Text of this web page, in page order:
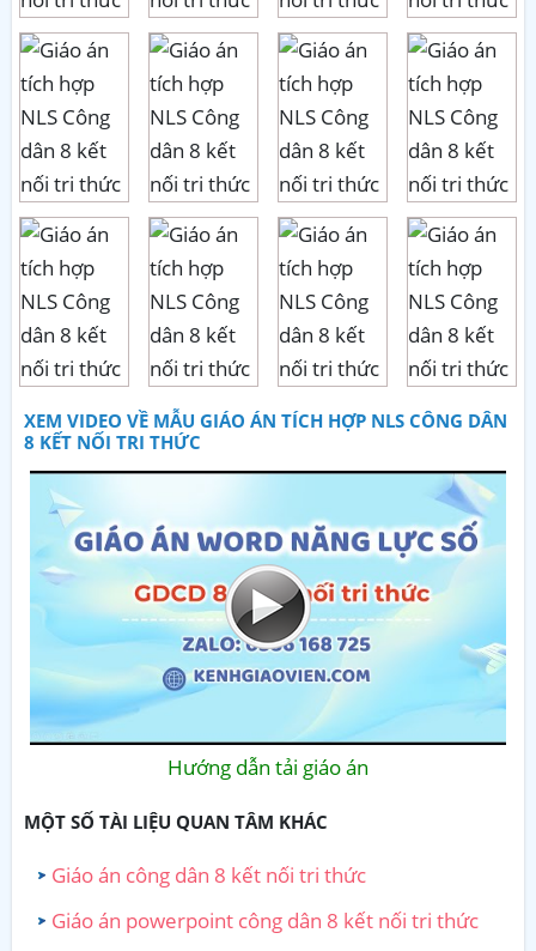
XEM VIDEO VỀ MẪU GIÁO ÁN TÍCH HỢP NLS CÔNG DÂN
8 KẾT NỐI TRI THỨC
Hướng dẫn tải giáo án
MỘT SỐ TÀI LIỆU QUAN TÂM KHÁC
Giáo án công dân 8 kết nối tri thức
Giáo án powerpoint công dân 8 kết nối tri thức